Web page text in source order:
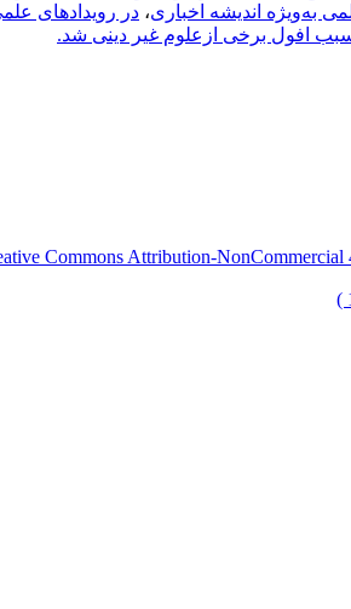
به‌ویژه اندیشه اخباری، در روی‏دادهای
افول برخی ازعلوم غیر دینی شد.
Commons Attribution-NonCommercial